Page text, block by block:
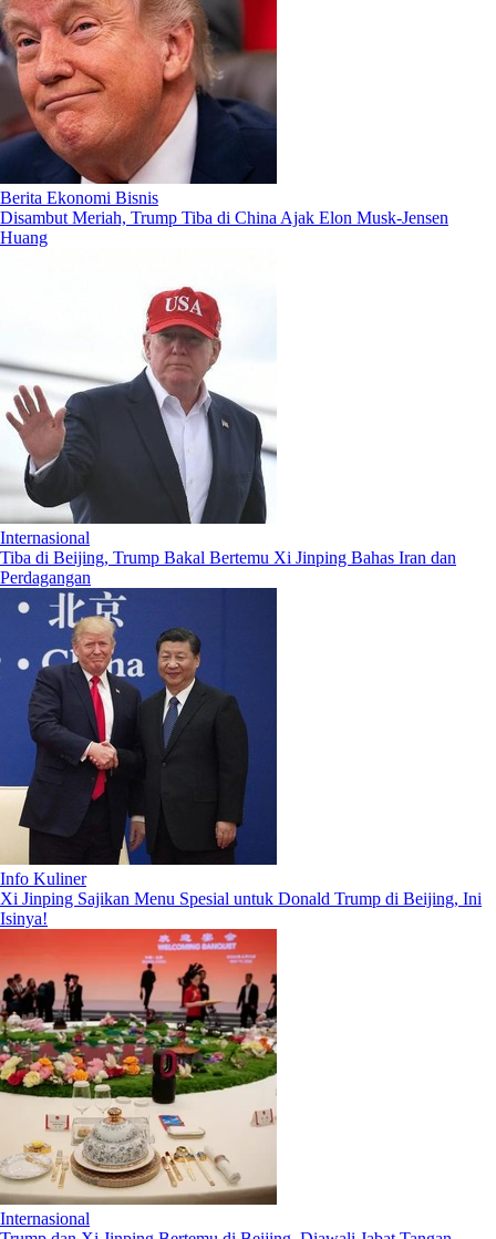
Berita Ekonomi Bisnis
Disambut Meriah, Trump Tiba di China Ajak Elon Musk-Jensen
Huang
Internasional
Tiba di Beijing, Trump Bakal Bertemu Xi Jinping Bahas Iran dan
Perdagangan
Info Kuliner
Xi Jinping Sajikan Menu Spesial untuk Donald Trump di Beijing, Ini
Isinya!
Internasional